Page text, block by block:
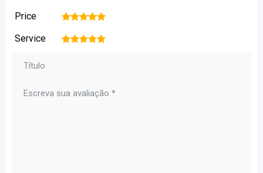
Price 5
4
3
2
Service 5
4
3
2